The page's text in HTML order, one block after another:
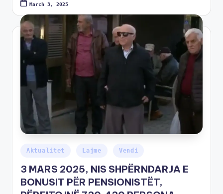
March 3, 2025
Aktualitet Lajme Vendi
3 MARS 2025, NIS SHPËRNDARJA E
BONUSIT PËR PENSIONISTËT,